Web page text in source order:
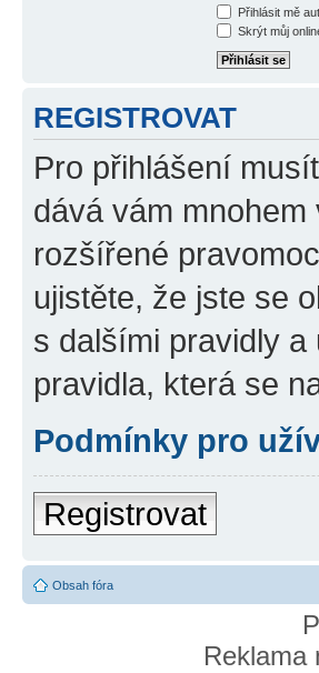
Přihlásit mě
Skrýt můj
REGISTROVAT
Pro přihlášení
dává vám
rozšířené
ujistěte, že jste se
s dalšími pravidly a
pravidla, která se
Podmínky pro
Registrovat
Obsah fóra
Reklama